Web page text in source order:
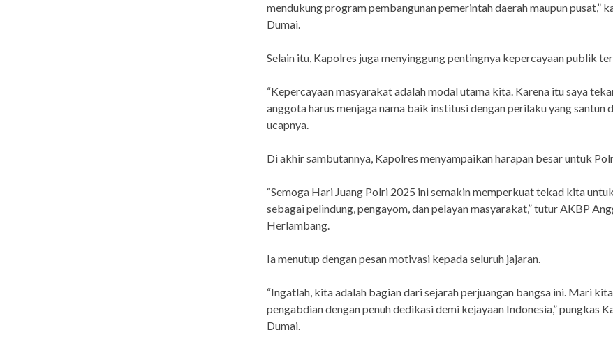
mendukung program pembangunan pemerintah daerah maupun pusat,”
Dumai.
Selain itu, Kapolres juga menyinggung pentingnya kepercayaan publik
“Kepercayaan masyarakat adalah modal utama kita. Karena itu saya
anggota harus menjaga nama baik institusi dengan perilaku yang santun
ucapnya.
Di akhir sambutannya, Kapolres menyampaikan harapan besar untuk
“Semoga Hari Juang Polri 2025 ini semakin memperkuat tekad kita
sebagai pelindung, pengayom, dan pelayan masyarakat,” tutur AKBP
Herlambang.
Ia menutup dengan pesan motivasi kepada seluruh jajaran.
“Ingatlah, kita adalah bagian dari sejarah perjuangan bangsa ini. Mari
pengabdian dengan penuh dedikasi demi kejayaan Indonesia,” pungkas
Dumai.